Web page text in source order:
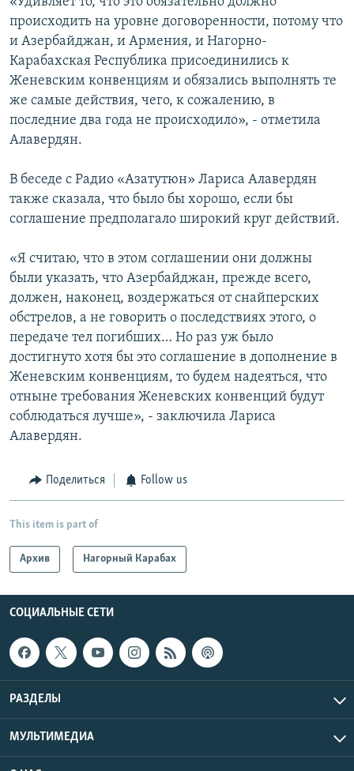
происходить на уровне договоренности, потому что
и Азербайджан, и Армения, и Нагорно-
Карабахская Республика присоединились к
Женевским конвенциям и обязались выполнять те
же самые действия, чего, к сожалению, в
последние два года не происходило», - отметила
Алавердян.
В беседе с Радио «Азатутюн» Лариса Алавердян
также сказала, что было бы хорошо, если бы
соглашение предполагало широкий круг действий.
«Я считаю, что в этом соглашении они должны
были указать, что Азербайджан, прежде всего,
должен, наконец, воздержаться от снайперских
обстрелов, а не говорить о последствиях этого, о
передаче тел погибших… Но раз уж было
достигнуто хотя бы это соглашение в дополнение в
Женевским конвенциям, то будем надеяться, что
отныне требования Женевских конвенций будут
соблюдаться лучше», - заключила Лариса
Алавердян.
Поделиться Follow us
This item is part of
Архив Нагорный Карабах
СОЦИАЛЬНЫЕ СЕТИ
РАЗДЕЛЫ
МУЛЬТИМЕДИА